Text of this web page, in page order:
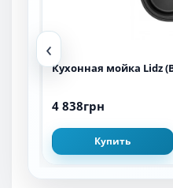
‹
Кухонная мойка Lidz
4 838грн
Купить